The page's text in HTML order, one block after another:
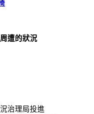
遭的狀況
治理局投進